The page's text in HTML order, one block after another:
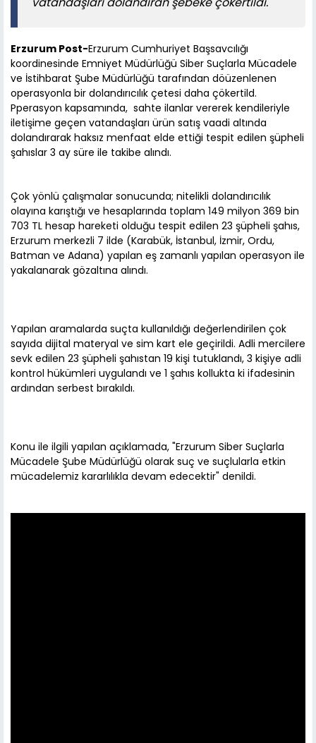
Erzurum Post-Erzurum Cumhuriyet Başsavcılığı
koordinesinde Emniyet Müdürlüğü Siber Suçlarla Mücadele
ve İstihbarat Şube Müdürlüğü tarafından döüzenlenen
operasyonla bir dolandırıcılık çetesi daha çökertild.
Pperasyon kapsamında, sahte ilanlar vererek kendileriyle
iletişime geçen vatandaşları ürün satış vaadi altında
dolandırarak haksız menfaat elde ettiği tespit edilen şüpheli
şahıslar 3 ay süre ile takibe alındı.
Çok yönlü çalışmalar sonucunda; nitelikli dolandırıcılık
olayına karıştığı ve hesaplarında toplam 149 milyon 369 bin
703 TL hesap hareketi olduğu tespit edilen 23 şüpheli şahıs,
Erzurum merkezli 7 ilde (Karabük, İstanbul, İzmir, Ordu,
Batman ve Adana) yapılan eş zamanlı yapılan operasyon ile
yakalanarak gözaltına alındı.
Yapılan aramalarda suçta kullanıldığı değerlendirilen çok
sayıda dijital materyal ve sim kart ele geçirildi. Adli mercilere
sevk edilen 23 şüpheli şahıstan 19 kişi tutuklandı, 3 kişiye adli
kontrol hükümleri uygulandı ve 1 şahıs kollukta ki ifadesinin
ardından serbest bırakıldı.
Konu ile ilgili yapılan açıklamada, "Erzurum Siber Suçlarla
Mücadele Şube Müdürlüğü olarak suç ve suçlularla etkin
mücadelemiz kararlılıkla devam edecektir" denildi.